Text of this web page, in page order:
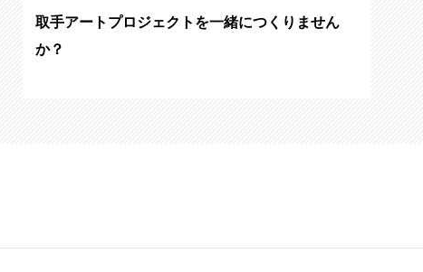
取手アートプロジェクトを一緒につくりません
か？